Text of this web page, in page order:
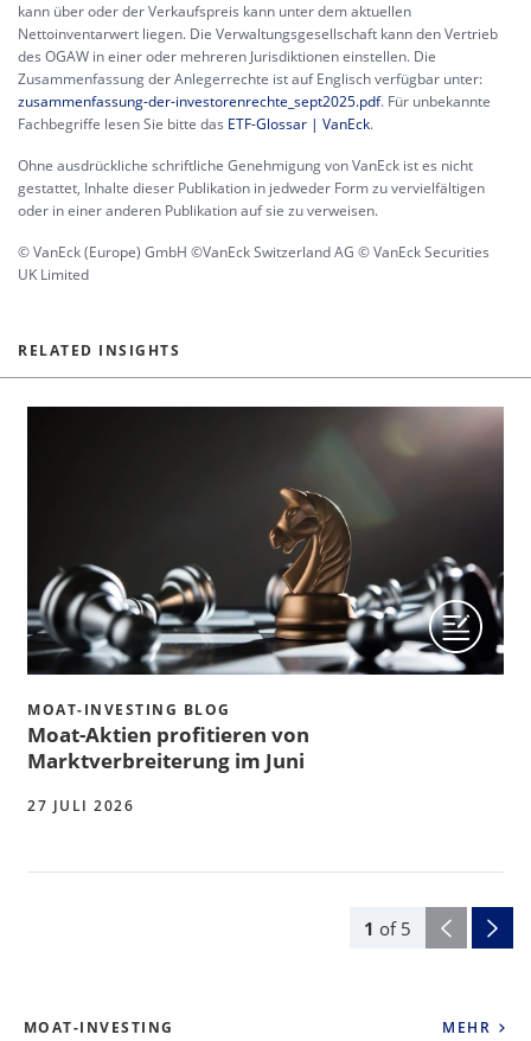
kann über oder der Verkaufspreis kann unter dem aktuellen
Nettoinventarwert liegen. Die Verwaltungsgesellschaft kann den Vertrieb
des OGAW in einer oder mehreren Jurisdiktionen einstellen. Die
Zusammenfassung der Anlegerrechte ist auf Englisch verfügbar unter:
zusammenfassung-der-investorenrechte_sept2025.pdf. Für unbekannte
Fachbegriffe lesen Sie bitte das ETF-Glossar | VanEck.
Ohne ausdrückliche schriftliche Genehmigung von VanEck ist es nicht
gestattet, Inhalte dieser Publikation in jedweder Form zu vervielfältigen
oder in einer anderen Publikation auf sie zu verweisen.
© VanEck (Europe) GmbH ©VanEck Switzerland AG © VanEck Securities
UK Limited
RELATED INSIGHTS
1 of 5
MOAT-INVESTING BLOG
Moat-Aktien profitieren von
Marktverbreiterung im Juni
27 JULI 2026
MOAT-INVESTING MEHR